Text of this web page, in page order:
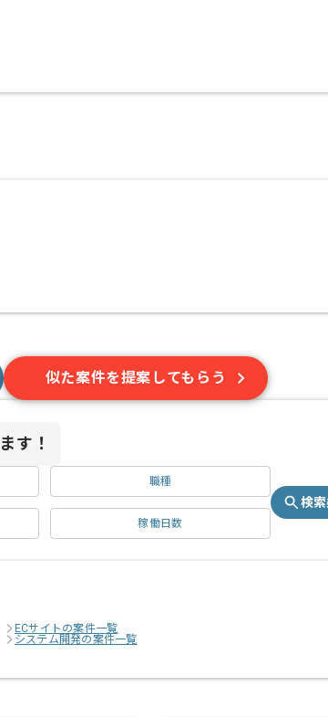
似た案件を提案してもらう
す！
職種
稼働日数
検
ECサイトの案件一覧
システム開発の案件一覧